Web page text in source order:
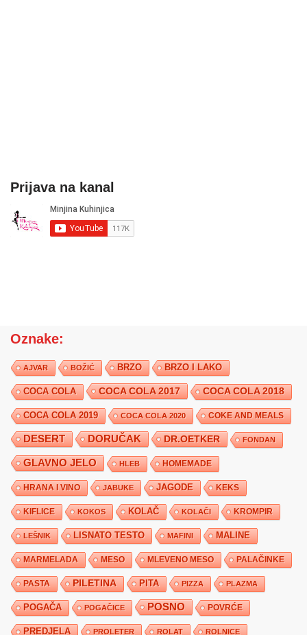
Prijava na kanal
Oznake:
AJVAR BOŽIĆ BRZO BRZO I LAKO
COCA COLA COCA COLA 2017 COCA COLA 2018
COCA COLA 2019 COCA COLA 2020 COKE AND MEALS
DESERT DORUČAK DR.OETKER FONDAN
GLAVNO JELO HLEB HOMEMADE
HRANA I VINO JABUKE JAGODE KEKS
KIFLICE KOKOS KOLAČ KOLAČI KROMPIR
LEŠNIK LISNATO TESTO MAFINI MALINE
MARMELADA MESO MLEVENO MESO PALAČINKE
PASTA PILETINA PITA PIZZA PLAZMA
POGAČA POGAČICE POSNO POVRĆE
PREDJELA PROLETER ROLAT ROLNICE